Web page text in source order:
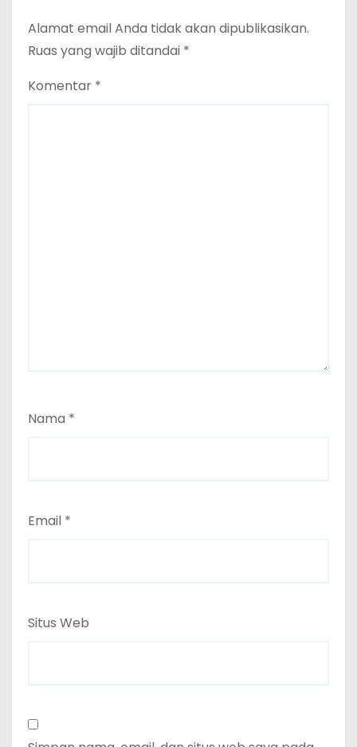
Alamat email Anda tidak akan dipublikasikan.
Ruas yang wajib ditandai *
Komentar *
Nama *
Email *
Situs Web